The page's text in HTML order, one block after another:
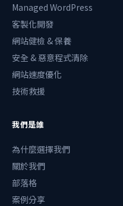
Managed WordPress
客製化開發
網站健檢 & 保養
安全 & 惡意程式清除
網站速度優化
技術救援
我們是誰
為什麼選擇我們
關於我們
部落格
案例分享